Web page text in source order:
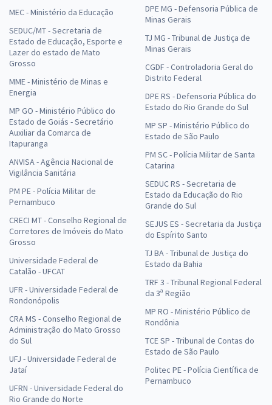
MEC - Ministério da Educação
SEDUC/MT - Secretaria de
Estado de Educação, Esporte e
Lazer do estado de Mato
Grosso
MME - Ministério de Minas e
Energia
MP GO - Ministério Público do
Estado de Goiás - Secretário
Auxiliar da Comarca de
Itapuranga
ANVISA - Agência Nacional de
Vigilância Sanitária
PM PE - Polícia Militar de
Pernambuco
CRECI MT - Conselho Regional de
Corretores de Imóveis do Mato
Grosso
Universidade Federal de
Catalão - UFCAT
UFR - Universidade Federal de
Rondonópolis
CRA MS - Conselho Regional de
Administração do Mato Grosso
do Sul
UFJ - Universidade Federal de
Jataí
UFRN - Universidade Federal do
Rio Grande do Norte
DPE MG - Defensoria Pública de
Minas Gerais
TJ MG - Tribunal de Justiça de
Minas Gerais
CGDF - Controladoria Geral do
Distrito Federal
DPE RS - Defensoria Pública do
Estado do Rio Grande do Sul
MP SP - Ministério Público do
Estado de São Paulo
PM SC - Polícia Militar de Santa
Catarina
SEDUC RS - Secretaria de
Estado da Educação do Rio
Grande do Sul
SEJUS ES - Secretaria da Justiça
do Espírito Santo
TJ BA - Tribunal de Justiça do
Estado da Bahia
TRF 3 - Tribunal Regional Federal
da 3ª Região
MP RO - Ministério Público de
Rondônia
TCE SP - Tribunal de Contas do
Estado de São Paulo
Politec PE - Polícia Científica de
Pernambuco